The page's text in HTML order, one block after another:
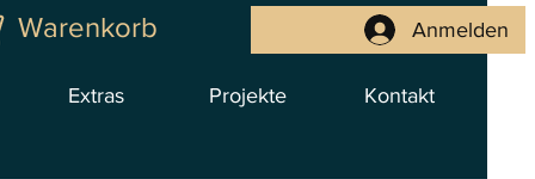
Anmelden
Extras Projekte Kontakt
Warenkorb